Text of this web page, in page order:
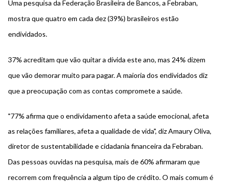
Uma pesquisa da Federação Brasileira de Bancos, a Febraban,
mostra quequatro em cada dez (39%) brasileiros estão
endividados.
37% acreditam que vão quitar a dívida este ano, mas 24% dizem
que vão demorar muito para pagar. A maioria dos endividados diz
quea preocupação com as contas compromete a saúde.
"77% afirma que o endividamento afeta a saúde emocional, afeta
as relações familiares, afeta a qualidade de vida", diz Amaury Oliva,
diretor de sustentabilidade e cidadania financeira da Febraban.
Das pessoas ouvidas na pesquisa, mais de 60% afirmaram que
recorrem com frequência a algum tipo de crédito. O mais comum é